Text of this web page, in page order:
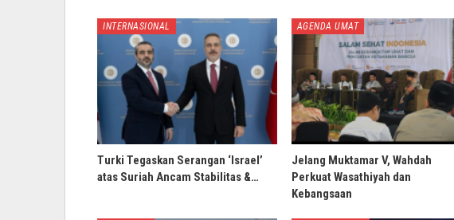
INTERNASIONAL
Turki Tegaskan Serangan ‘Israel’
atas Suriah Ancam Stabilitas &…
AGENDA UMAT
Jelang Muktamar V, Wahdah
Perkuat Wasathiyah dan
Kebangsaan